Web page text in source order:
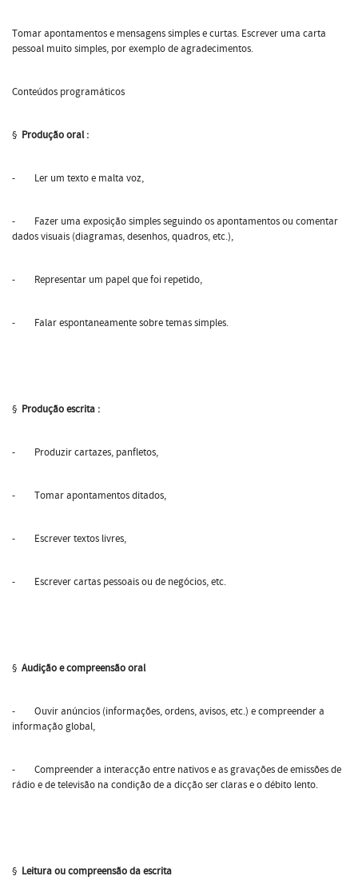
Tomar apontamentos e mensagens simples e curtas. Escrever uma carta
pessoal muito simples, por exemplo de agradecimentos.
Conteúdos programáticos
§ Produção oral :
- Ler um texto e malta voz,
- Fazer uma exposição simples seguindo os apontamentos ou comentar
dados visuais (diagramas, desenhos, quadros, etc.),
- Representar um papel que foi repetido,
- Falar espontaneamente sobre temas simples.
§ Produção escrita :
- Produzir cartazes, panfletos,
- Tomar apontamentos ditados,
- Escrever textos livres,
- Escrever cartas pessoais ou de negócios, etc.
§ Audição e compreensão oral
- Ouvir anúncios (informações, ordens, avisos, etc.) e compreender a
informação global,
- Compreender a interacção entre nativos e as gravações de emissões de
rádio e de televisão na condição de a dicção ser claras e o débito lento.
§ Leitura ou compreensão da escrita